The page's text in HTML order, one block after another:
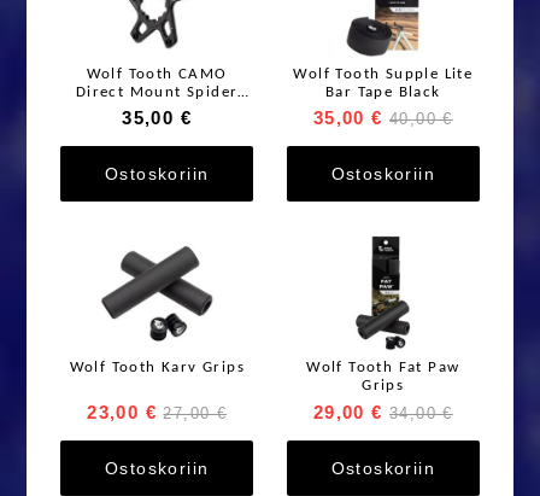
Wolf Tooth CAMO
Direct Mount Spider
For SRAM
35,00 €
Ostoskoriin
Wolf Tooth Supple Lite
Bar Tape Black
35,00 € 40,00 €
Ostoskoriin
Wolf Tooth Karv Grips
23,00 € 27,00 €
Ostoskoriin
Wolf Tooth Fat Paw
Grips
29,00 € 34,00 €
Ostoskoriin